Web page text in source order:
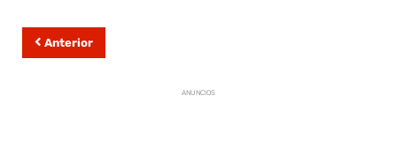
Anterior
ANUNCIOS